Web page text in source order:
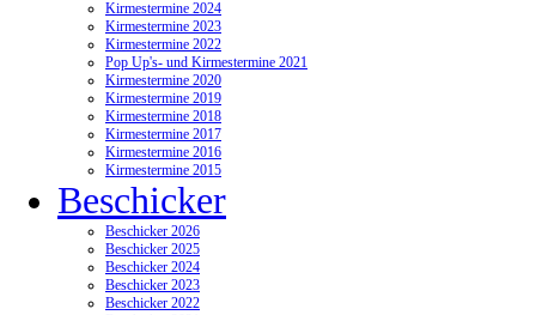
Kirmestermine 2024
Kirmestermine 2023
Kirmestermine 2022
Pop Up's- und Kirmestermine 2021
Kirmestermine 2020
Kirmestermine 2019
Kirmestermine 2018
Kirmestermine 2017
Kirmestermine 2016
Kirmestermine 2015
Beschicker
Beschicker 2026
Beschicker 2025
Beschicker 2024
Beschicker 2023
Beschicker 2022